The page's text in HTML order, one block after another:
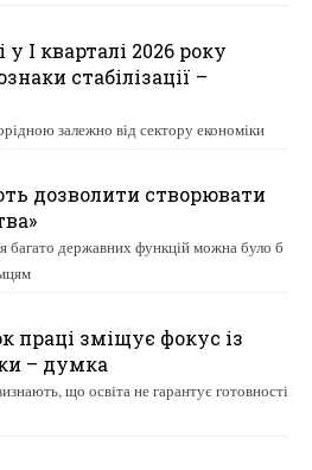
І кварталі 2026 року
стабілізації –
залежно від сектору економіки
дозволити створювати
багато державних функцій можна було б
праці зміщує фокус із
– думка
що освіта не гарантує готовності